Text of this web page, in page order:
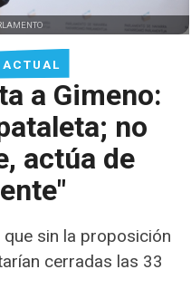
a Gimeno:
no
actúa de
sin la proposición
cerradas las 33